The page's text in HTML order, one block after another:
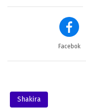
Facebok
Shakira